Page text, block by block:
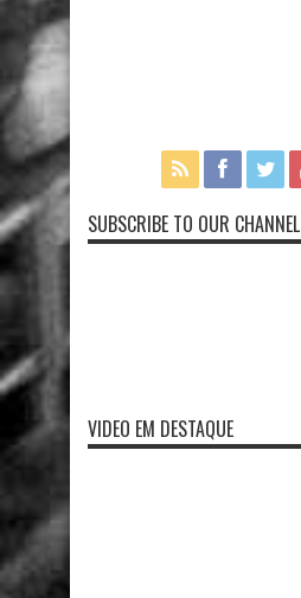
SUBSCRIBE TO OUR CHANNEL
VIDEO EM DESTAQUE